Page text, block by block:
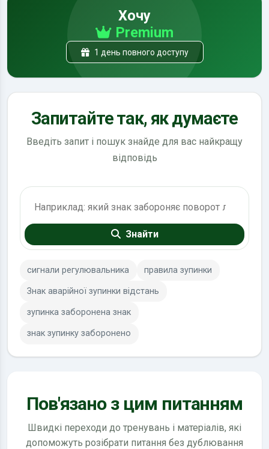
Хочу
Premium
1 день повного доступу
Запитайте так, як думаєте
Введіть запит і пошук знайде для вас найкращу
відповідь
Знайти
сигнали регулювальника правила зупинки
Знак аварійної зупинки відстань
зупинка заборонена знак
знак зупинку заборонено
Пов'язано з цим питанням
Швидкі переходи до тренувань і матеріалів, які
допоможуть розібрати питання без дублювання